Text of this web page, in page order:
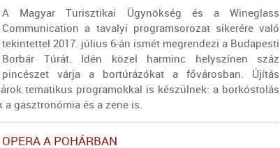
A Magyar Turisztikai Ügynökség és a Wineglass
Communication a tavalyi programsorozat sikerére való
tekintettel 2017. július 6-án ismét megrendezi a Budapesti
Borbár Túrát. Idén közel harminc helyszínen száz
pincészet várja a bortúrázókat a fővárosban. Újítás
tematikus programokkal is készülnek: a borkóstolás
gasztronómia és a zene is.
OPERA A POHÁRBAN